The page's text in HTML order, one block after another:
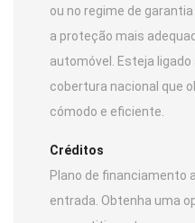
ou no regime de
a proteção mais
automóvel. Esteja
cobertura nacional que
cómodo e eficiente.
Créditos
Plano de financiamento
entrada. Obtenha uma